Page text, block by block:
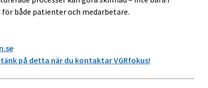
både patienter och medarbetare.
på detta när du kontaktar VGRfokus!